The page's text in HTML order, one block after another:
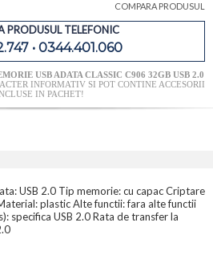
COMPARA PRODUSUL
PRODUSUL TELEFONIC
• 0344.401.060
USB ADATA CLASSIC C906 32GB USB 2.0
INFORMATIV SI POT CONTINE ACCESORII
IN PACHET!
USB 2.0 Tip memorie: cu capac Criptare
plastic Alte functii: fara alte functii
specifica USB 2.0 Rata de transfer la